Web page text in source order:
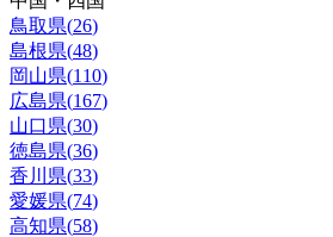
鳥取県(26)
島根県(48)
岡山県(110)
広島県(167)
山口県(30)
徳島県(36)
香川県(33)
愛媛県(74)
高知県(58)